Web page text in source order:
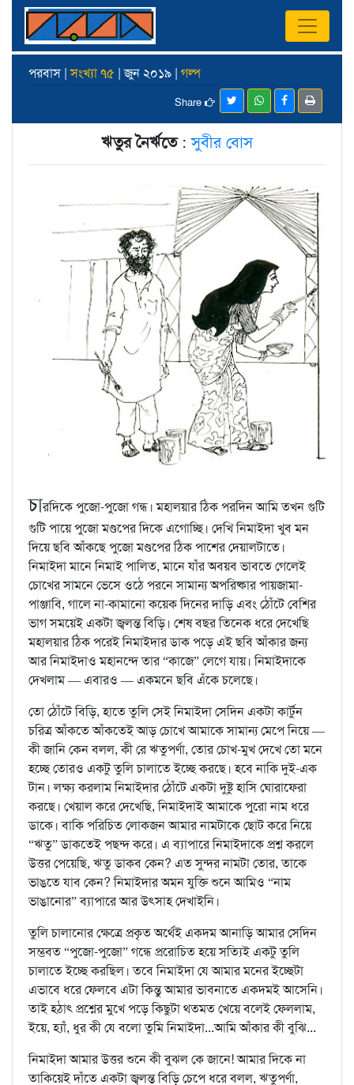
পরবাস |সংখ্যা ৭৫ | জুন ২০১৯ | গল্প
Share
ঋতুর নৈর্ঋতে:সুবীর বোস
চারদিকে পুজো-পুজো গন্ধ। মহালয়ার ঠিক পরদিন আমি তখন গুটি
গুটি পায়ে পুজো মণ্ডপের দিকে এগোচ্ছি। দেখি নিমাইদা খুব মন
দিয়ে ছবি আঁকছে পুজো মণ্ডপের ঠিক পাশের দেয়ালটাতে।
নিমাইদা মানে নিমাই পালিত, মানে যাঁর অবয়ব ভাবতে গেলেই
চোখের সামনে ভেসে ওঠে পরনে সামান্য অপরিষ্কার পায়জামা-
পাঞ্জাবি, গালে না-কামানো কয়েক দিনের দাড়ি এবং ঠোঁটে বেশির
ভাগ সময়েই একটা জ্বলন্ত বিড়ি। শেষ বছর তিনেক ধরে দেখেছি
মহালয়ার ঠিক পরেই নিমাইদার ডাক পড়ে এই ছবি আঁকার জন্য
আর নিমাইদাও মহানন্দে তার “কাজে” লেগে যায়। নিমাইদাকে
দেখলাম — এবারও — একমনে ছবি এঁকে চলেছে।
তো ঠোঁটে বিড়ি, হাতে তুলি সেই নিমাইদা সেদিন একটা কার্টুন
চরিত্র আঁকতে আঁকতেই আড় চোখে আমাকে সামান্য মেপে নিয়ে —
কী জানি কেন বলল, কী রে ঋতুপর্ণা, তোর চোখ-মুখ দেখে তো মনে
হচ্ছে তোরও একটু তুলি চালাতে ইচ্ছে করছে। হবে নাকি দুই-এক
টান। লক্ষ্য করলাম নিমাইদার ঠোঁটে একটা দুষ্টু হাসি ঘোরাফেরা
করছে। খেয়াল করে দেখেছি, নিমাইদাই আমাকে পুরো নাম ধরে
ডাকে। বাকি পরিচিত লোকজন আমার নামটাকে ছোট করে নিয়ে
“ঋতু” ডাকতেই পছন্দ করে। এ ব্যাপারে নিমাইদাকে প্রশ্ন করলে
উত্তর পেয়েছি, ঋতু ডাকব কেন? এত সুন্দর নামটা তোর, তাকে
ভাঙতে যাব কেন? নিমাইদার অমন যুক্তি শুনে আমিও “নাম
ভাঙানোর” ব্যাপারে আর উৎসাহ দেখাইনি।
তুলি চালানোর ক্ষেত্রে প্রকৃত অর্থেই একদম আনাড়ি আমার সেদিন
সম্ভবত “পুজো-পুজো” গন্ধে প্ররোচিত হয়ে সত্যিই একটু তুলি
চালাতে ইচ্ছে করছিল। তবে নিমাইদা যে আমার মনের ইচ্ছেটা
এভাবে ধরে ফেলবে এটা কিন্তু আমার ভাবনাতে একদমই আসেনি।
তাই হঠাৎ প্রশ্নের মুখে পড়ে কিছুটা থতমত খেয়ে বলেই ফেললাম,
ইয়ে, হ্যাঁ, ধুর কী যে বলো তুমি নিমাইদা...আমি আঁকার কী বুঝি...
নিমাইদা আমার উত্তর শুনে কী বুঝল কে জানে! আমার দিকে না
তাকিয়েই দাঁতে একটা জ্বলন্ত বিড়ি চেপে ধরে বলল, ঋতুপর্ণা,